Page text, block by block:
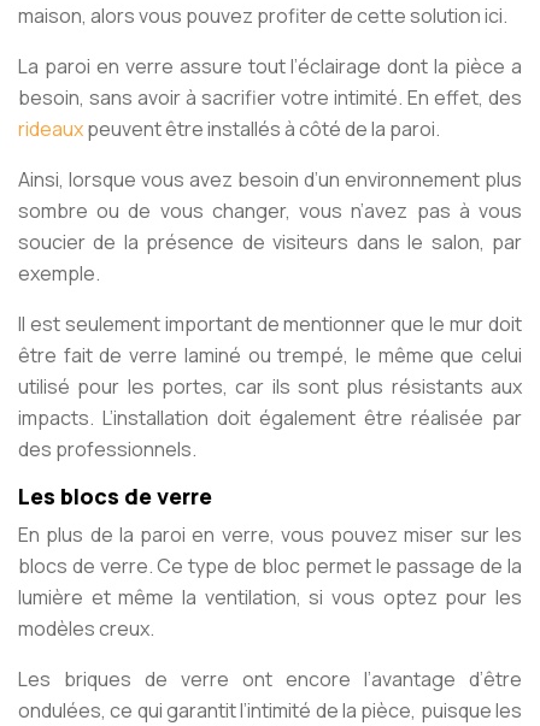
maison, alors vous pouvez profiter de cette solution ici.
La paroi en verre assure tout l’éclairage dont la pièce a
besoin, sans avoir à sacrifier votre intimité. En effet, des
rideauxpeuvent être installés à côté de la paroi.
Ainsi, lorsque vous avez besoin d’un environnement plus
sombre ou de vous changer, vous n’avez pas à vous
soucier de la présence de visiteurs dans le salon, par
exemple.
Il est seulement important de mentionner que le mur doit
être fait de verre laminé ou trempé, le même que celui
utilisé pour les portes, car ils sont plus résistants aux
impacts. L’installation doit également être réalisée par
des professionnels.
Les blocs de verre
En plus de la paroi en verre, vous pouvez miser sur les
blocs de verre. Ce type de bloc permet le passage de la
lumière et même la ventilation, si vous optez pour les
modèles creux.
Les briques de verre ont encore l’avantage d’être
ondulées, ce qui garantit l’intimité de la pièce, puisque les